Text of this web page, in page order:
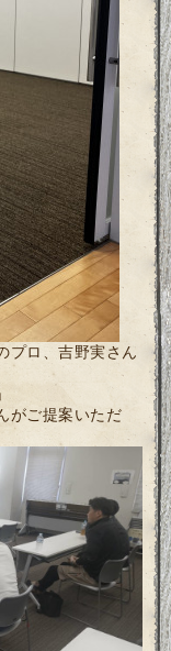
プロ、吉野実さん
がご提案いただ